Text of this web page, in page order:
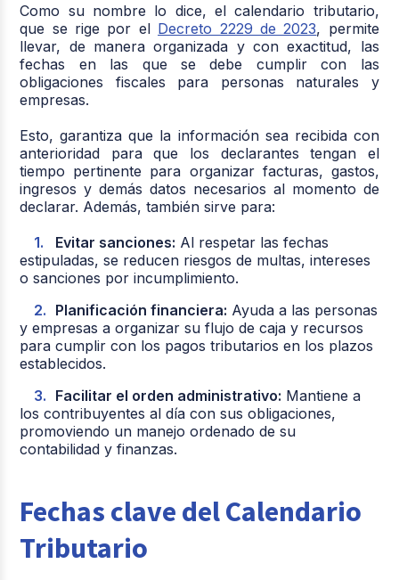
Como su nombre lo dice, el calendario tributario,
que se rige por el Decreto 2229 de 2023, permite
llevar, de manera organizada y con exactitud, las
fechas en las que se debe cumplir con las
obligaciones fiscales para personas naturales y
empresas.
Esto, garantiza que la información sea recibida con
anterioridad para que los declarantes tengan el
tiempo pertinente para organizar facturas, gastos,
ingresos y demás datos necesarios al momento de
declarar. Además, también sirve para:
Evitar sanciones: Al respetar las fechas
estipuladas, se reducen riesgos de multas, intereses
o sanciones por incumplimiento.
Planificación financiera: Ayuda a las personas
y empresas a organizar su flujo de caja y recursos
para cumplir con los pagos tributarios en los plazos
establecidos.
Facilitar el orden administrativo: Mantiene a
los contribuyentes al día con sus obligaciones,
promoviendo un manejo ordenado de su
contabilidad y finanzas.
Fechas clave del Calendario
Tributario